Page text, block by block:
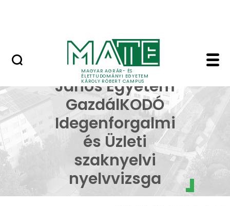
MAGYAR AGRÁR- ÉS
ÉLETTUDOMÁNYI EGYETEM
KÁROLY RÓBERT CAMPUS
Kodolányi János
Kodolányi
János Egyetem
GazdálKODÓ
Idegenforgalmi
és Üzleti
szaknyelvi
nyelvvizsga